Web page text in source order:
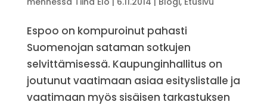
Espoo on kompuroinut pahasti
Suomenojan sataman sotkujen
selvittämisessä. Kaupunginhallitus on
joutunut vaatimaan asiaa esityslistalle ja
vaatimaan myös sisäisen tarkastuksen